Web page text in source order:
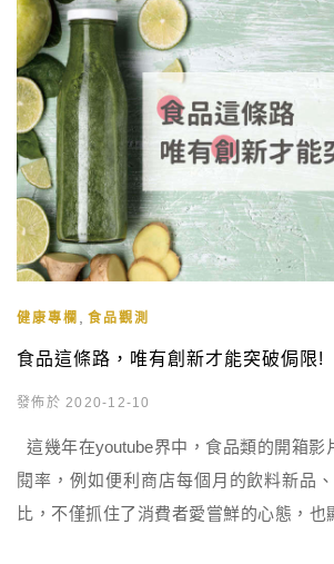
罐乳清蛋白很像，我想應該跟健身有關! 認
~~~~~就 […]
健康專欄 , 食品觀測
食品這條路，唯有創新才能突破侷限!
發佈於 2020-12-10
這幾年在youtube界中，食品類的開箱影
閱率，例如便利商店每個月的飲料新品
比，不僅抓住了消費者愛嘗鮮的心態，也